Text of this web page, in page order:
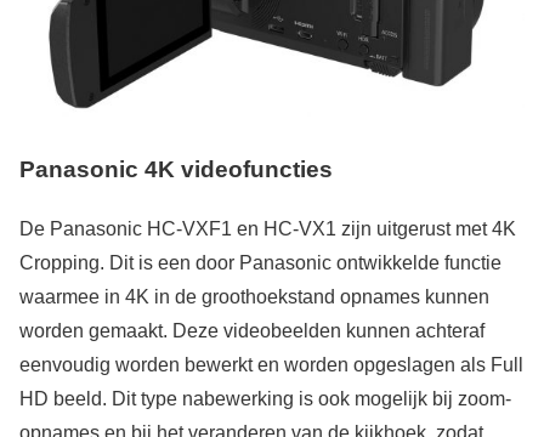
Panasonic 4K videofuncties
De Panasonic HC-VXF1 en HC-VX1 zijn uitgerust met 4K
Cropping. Dit is een door Panasonic ontwikkelde functie
waarmee in 4K in de groothoekstand opnames kunnen
worden gemaakt. Deze videobeelden kunnen achteraf
eenvoudig worden bewerkt en worden opgeslagen als Full
HD beeld. Dit type nabewerking is ook mogelijk bij zoom-
opnames en bij het veranderen van de kijkhoek, zodat